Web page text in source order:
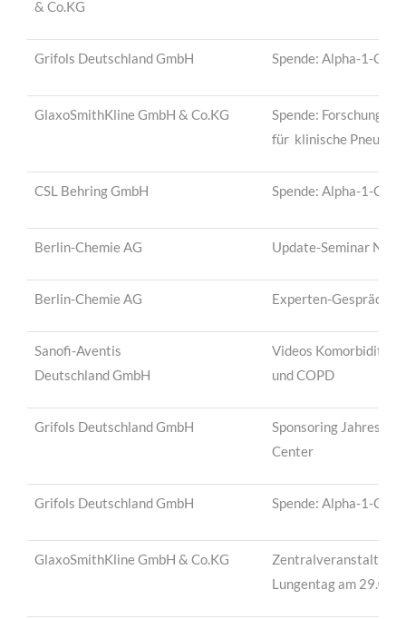
& Co.KG
Grifols Deutschland GmbH Spende: Alpha-1-
GlaxoSmithKline GmbH & Co.KG
Spende:
für klinische
CSL Behring GmbH Spende: Alpha-1-
Berlin-Chemie AG Update-Seminar
Berlin-Chemie AG Experten-Gespräch
Sanofi-Aventis
Deutschland GmbH
Videos
und COPD
Grifols Deutschland GmbH
Sponsoring
Center
Grifols Deutschland GmbH Spende: Alpha-1-
GlaxoSmithKline GmbH & Co.KG
Zentralveranstaltung
Lungentag am